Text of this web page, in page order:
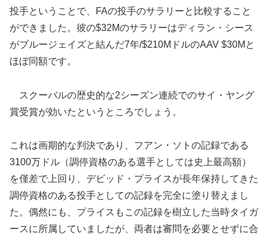
投手ということで、FAの投手のサラリーと比較すること
ができました。彼の$32Mのサラリーはディラン・シース
がブルージェイズと結んだ7年/$210MドルのAAV $30Mと
ほぼ同額です。
スクーバルの歴史的な2シーズン連続でのサイ・ヤング
賞受賞が効いたというところでしょう。
これは画期的な判決であり、フアン・ソトの記録である
3100万ドル（調停資格のある選手としては史上最高額）
を僅差で上回り、デビッド・プライスが長年保持してきた
調停資格のある投手としての記録を完全に塗り替えまし
た。偶然にも、プライスもこの記録を樹立した当時タイガ
ースに所属していましたが、両者は審問を必要とせずに合